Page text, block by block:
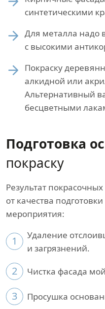
синтетическими
Для металла надо
с высокими
Покраску
алкидной или
Альтернативный
бесцветными
Подготовка
покраску
Результат
от качества
мероприятия:
1
Удаление
и загрязнений.
2 Чистка фасада
3 Просушка